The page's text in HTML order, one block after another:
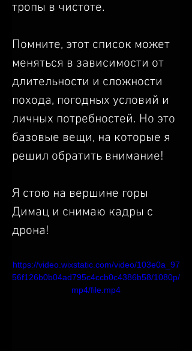
тропы в чистоте.
Помните, этот список может
меняться в зависимости от
длительности и сложности
похода, погодных условий и
личных потребностей. Но это
базовые вещи, на которые я
решил обратить внимание!
Я стою на вершине горы
Димац и снимаю кадры с
дрона!
https://video.wixstatic.com/video/103e0a_97
56f126b0b04ad795c4ccb0c4386b58/1080p/
mp4/file.mp4